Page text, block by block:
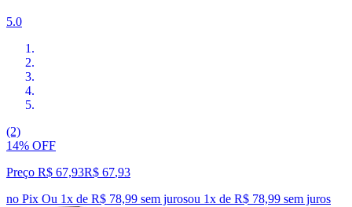
5.0
(2)
14% OFF
Preço R$ 67,93R$ 67,93
no Pix Ou 1x de R$ 78,99 sem jurosou 1x de R$ 78,99 sem juros